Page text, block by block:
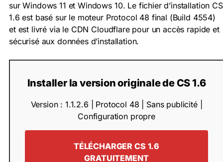
sur Windows 11 et Windows 10. Le fichier d’installation CS
1.6 est basé sur le moteur Protocol 48 final (Build 4554)
et est livré via le CDN Cloudflare pour un accès rapide et
sécurisé aux données d’installation.
Installer la version originale de CS 1.6
Version : 1.1.2.6 | Protocol 48 | Sans publicité |
Configuration propre
TÉLÉCHARGER CS 1.6
GRATUITEMENT